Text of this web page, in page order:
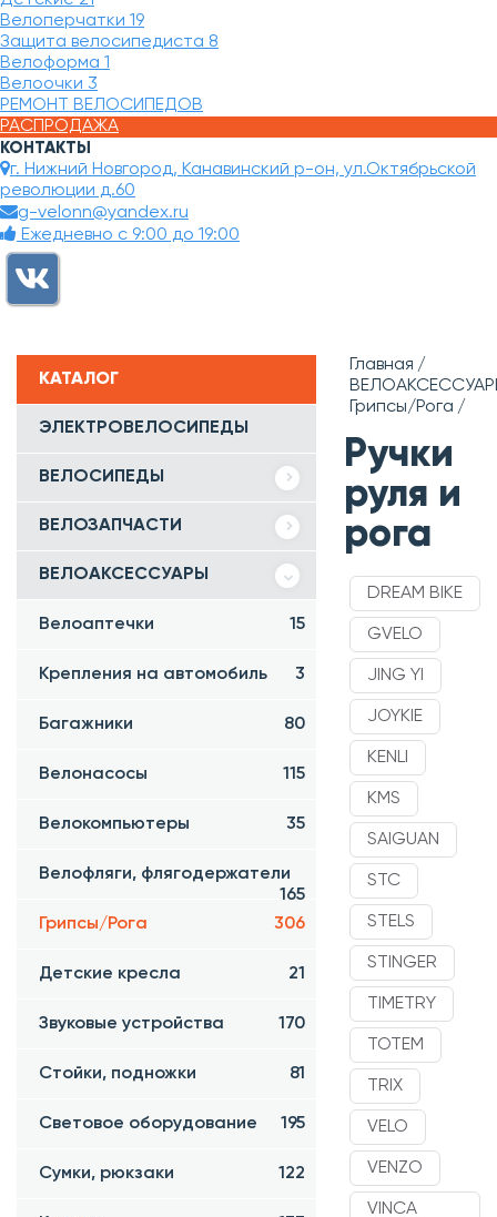
Велоперчатки 19
Защита велосипедиста 8
Велоформа 1
Велоочки 3
РЕМОНТ ВЕЛОСИПЕДОВ
РАСПРОДАЖА
КОНТАКТЫ
г. Нижний Новгород, Канавинский р-он, ул.Октябрьской
революции д.60
g-velonn@yandex.ru
Ежедневно с 9:00 до 19:00
КАТАЛОГ
ЭЛЕКТРОВЕЛОСИПЕДЫ
ВЕЛОСИПЕДЫ
ВЕЛОЗАПЧАСТИ
ВЕЛОАКСЕССУАРЫ
Велоаптечки 15
Крепления на автомобиль 3
Багажники 80
Велонасосы 115
Велокомпьютеры 35
Велофляги, флягодержатели
165
Грипсы/Рога
306
Детские кресла 21
Звуковые устройства 170
Стойки, подножки 81
Световое оборудование 195
Сумки, рюкзаки 122
Главная
Грипсы/Рога
Ручки
руля и
рога
DREAM BIKE
GVELO
JING YI
JOYKIE
KENLI
KMS
SAIGUAN
STC
STELS
STINGER
TIMETRY
TOTEM
TRIX
VELO
VENZO
VINCA